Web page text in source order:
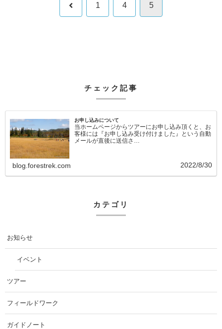
前 1 4 5
チェック記事
お申し込みについて
当ホームページからツアーにお申し込み頂くと、お
客様には『お申し込み受け付けました』という自動
メールが直後に送信さ…
blog.forestrek.com 2022/8/30
カテゴリ
お知らせ
イベント
ツアー
フィールドワーク
ガイドノート